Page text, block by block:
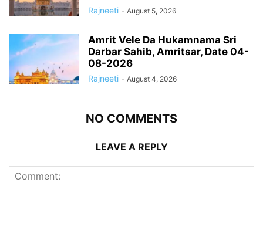
Rajneeti - August 5, 2026
Amrit Vele Da Hukamnama Sri
Darbar Sahib, Amritsar, Date 04-
08-2026
Rajneeti - August 4, 2026
NO COMMENTS
LEAVE A REPLY